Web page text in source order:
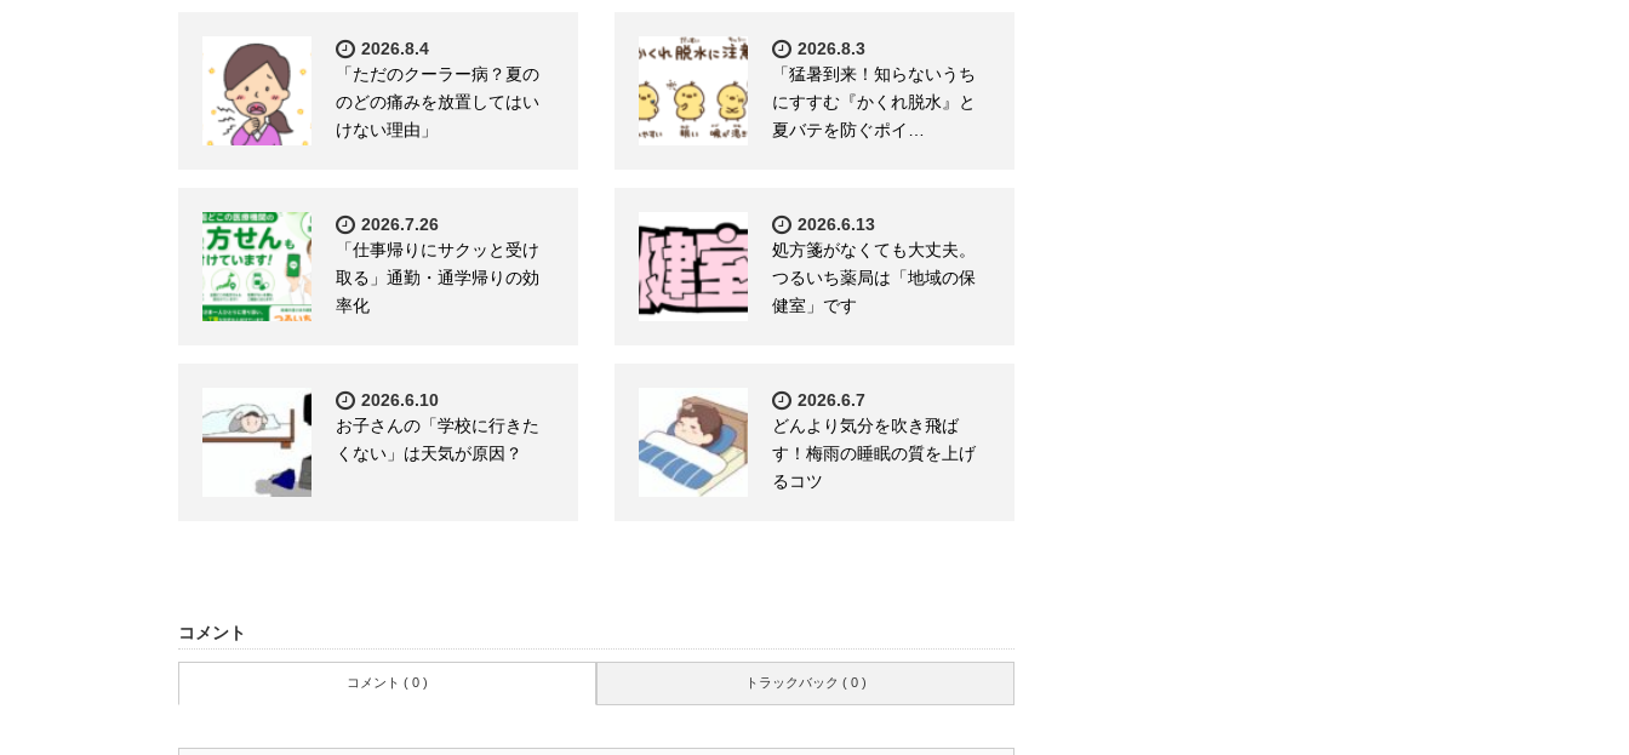
2026.8.4
「ただのクーラー病？夏の
のどの痛みを放置してはい
けない理由」
2026.8.3
「猛暑到来！知らないうち
にすすむ『かくれ脱水』と
夏バテを防ぐポイ…
2026.7.26
「仕事帰りにサクッと受け
取る」通勤・通学帰りの効
率化
2026.6.13
処方箋がなくても大丈夫。
つるいち薬局は「地域の保
健室」です
2026.6.10
お子さんの「学校に行きた
くない」は天気が原因？
2026.6.7
どんより気分を吹き飛ば
す！梅雨の睡眠の質を上げ
るコツ
コメント
コメント ( 0 ) トラックバック ( 0 )